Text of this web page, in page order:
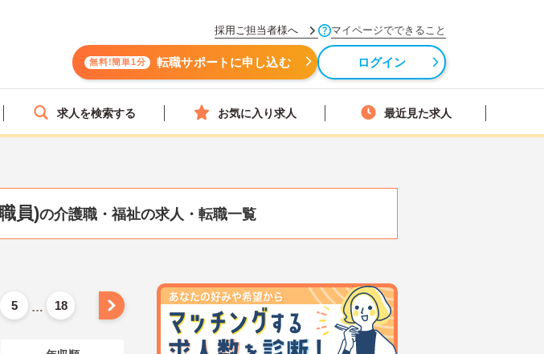
採用ご担当者様へ マイページでできること
無料!簡単1分 転職サポートに申し込む ログイン
求人を検索する お気に入り求人 最近見た求人
員)の介護職・福祉の求人・転職一覧
5 … 18